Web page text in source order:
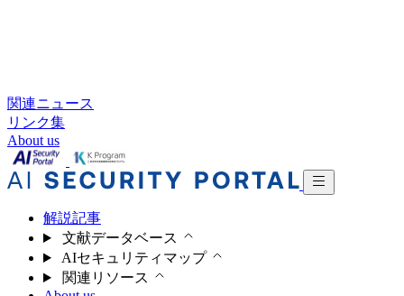
関連ニュース
リンク集
About us
解説記事
文献データベース
AIセキュリティマップ
関連リソース